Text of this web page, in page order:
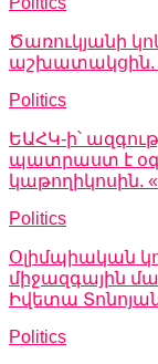
Ծառուկյանի
Politics
ԵԱՀԿ-ի՝
պատրաստ է
կաթողիկոսին.
Politics
Օլիմպիական
միջազգային
Իվետա
Politics